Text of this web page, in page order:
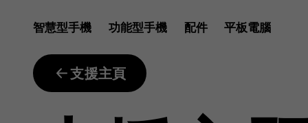
warranty-
智慧型手機 功能型手機 配件 平板電腦
支援主頁